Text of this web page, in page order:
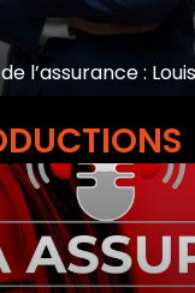
l’assurance :